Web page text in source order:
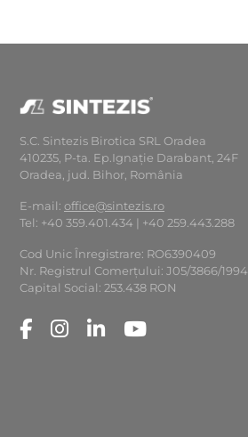
S.C. Sintezis Birotica SRL Oradea
410235, P-ta. Ep.Ignaţie Darabant, 24F
Oradea, jud. Bihor, România
E-mail: office@sintezis.ro
Tel: +40 359.401.434 | +40 259.443.288
Cod Unic Înregistrare: RO6390409
Nr. Registrul Comerţului: J05/3866/1994
Capital Social: 253.438 RON